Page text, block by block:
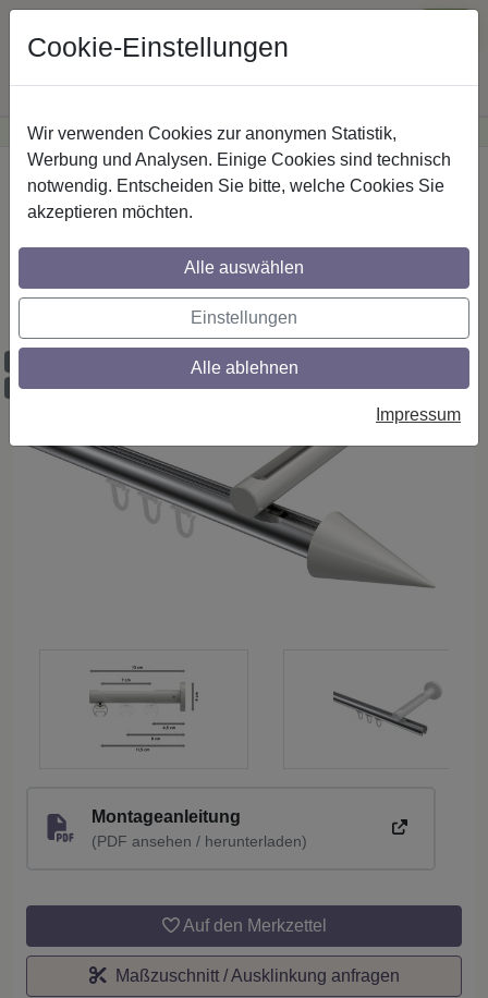
Günstige Versandkosteninnerhalb Österreichs· Sichere Zahlung
Startseite Innenlaufstangen Aluminium / Metall
Gardinenstangen mit Innenlauf aus
Aluminium / Metall in 20 mm Ø, 1-läufig,
Modell SITENO - Savio Chrom / Weiß
Ausklinkung möglich
Montageanleitung
(PDF ansehen / herunterladen)
Auf den Merkzettel
Maßzuschnitt / Ausklinkung anfragen
Cookie-Einstellungen
Wir verwenden Cookies zur anonymen Statistik,
Werbung und Analysen. Einige Cookies sind technisch
notwendig. Entscheiden Sie bitte, welche Cookies Sie
akzeptieren möchten.
Alle auswählen
Einstellungen
Alle ablehnen
Impressum